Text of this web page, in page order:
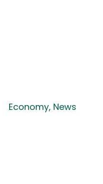
Economy, News